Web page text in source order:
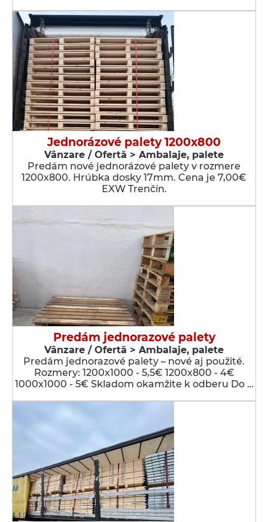
Jednorázové palety 1200x800
Vânzare / Ofertă > Ambalaje, palete
Predám nové jednorázové palety v rozmere
1200x800. Hrúbka dosky 17mm. Cena je 7,00€
EXW Trenčín.
Predám jednorazové palety
Vânzare / Ofertă > Ambalaje, palete
Predám jednorazové palety – nové aj použité.
Rozmery: 1200x1000 - 5,5€ 1200x800 - 4€
1000x1000 - 5€ Skladom okamžite k odberu Do …